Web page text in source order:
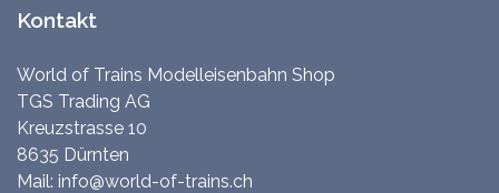
Kontakt
World of Trains Modelleisenbahn Shop
TGS Trading AG
Kreuzstrasse 10
8635 Dürnten
Mail: info@world-of-trains.ch